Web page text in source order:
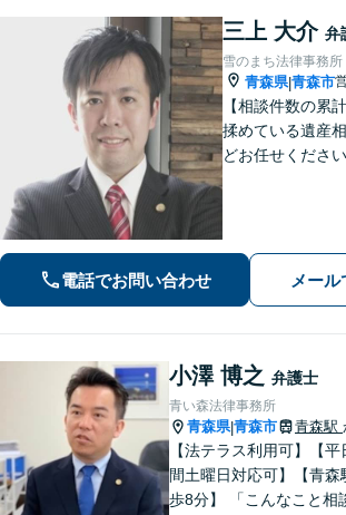
三上 大介 弁
雪のまち法律事務所
青森県|青森市
【相談件数の累
揉めている遺産
どお任せくださ
相談可】
電話でお問い合わせ メー
小澤 博之 弁護士
青い森法律事務所
青森県|青森市 青森駅
【法テラス利用可】【平
間土曜日対応可】【青森
歩8分】 「こんなこと相